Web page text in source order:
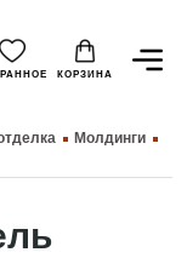
КОРЗИНА
Молдинги